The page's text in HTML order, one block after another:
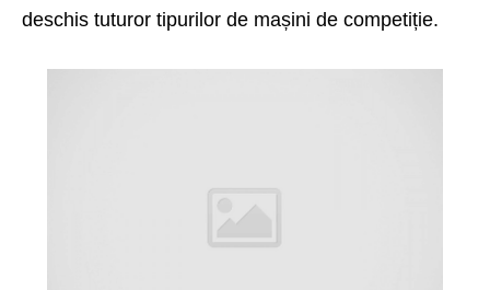
deschis tuturor tipurilor de mașini de competiție.